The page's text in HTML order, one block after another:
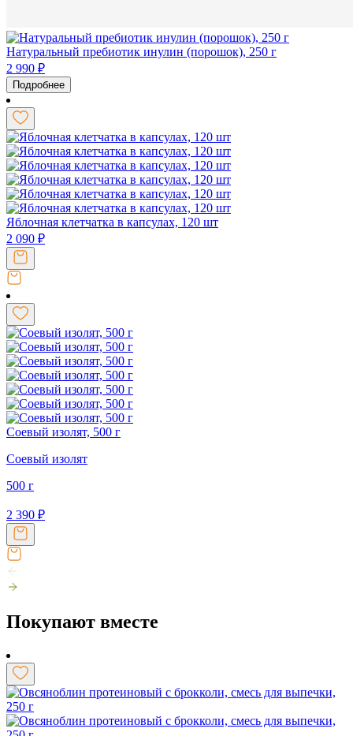
Натуральный пребиотик инулин (порошок), 250 г
2 990 ₽
Подробнее
Яблочная клетчатка в капсулах, 120 шт
2 090 ₽
Соевый изолят, 500 г
Соевый изолят
500 г
2 390 ₽
Покупают вместе